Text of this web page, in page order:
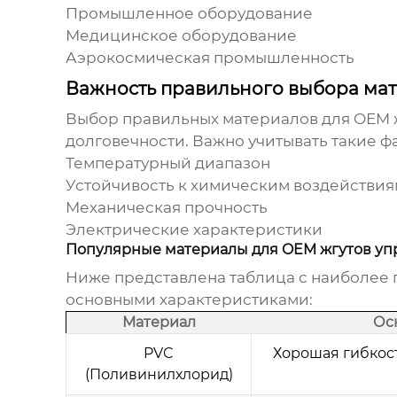
Промышленное оборудование
Медицинское оборудование
Аэрокосмическая промышленность
Важность правильного выбора
Выбор правильных материалов для OEM
долговечности. Важно учитывать такие
Температурный диапазон
Устойчивость к химическим
Механическая прочность
Электрические характеристики
Популярные материалы для OEM жгутов
Ниже представлена таблица с
основными характеристиками:
Материал
PVC
(Поливинилхлорид)
Хорошая